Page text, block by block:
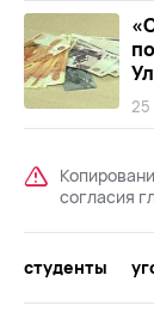
25
согласия
студенты